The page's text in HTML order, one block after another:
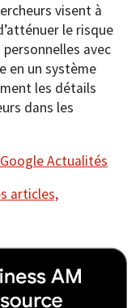
visent à
le risque
avec
en un système
les détails
dans les
Actualités
articles,